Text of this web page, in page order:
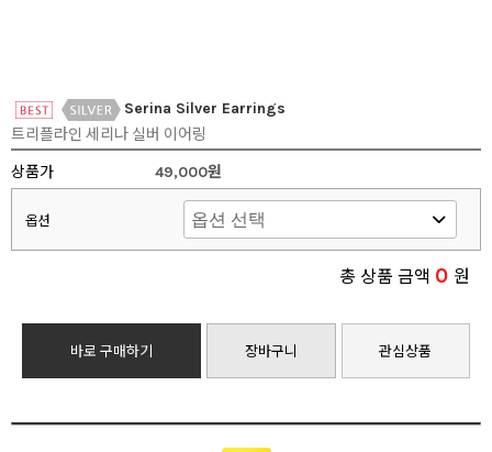
Serina Silver Earrings
트리플라인 세리나 실버 이어링
상품가
49,000원
옵션
총 상품 금액 0 원
바로 구매하기 장바구니 관심상품